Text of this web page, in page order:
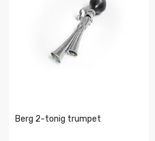
Berg 2-tonig trumpet